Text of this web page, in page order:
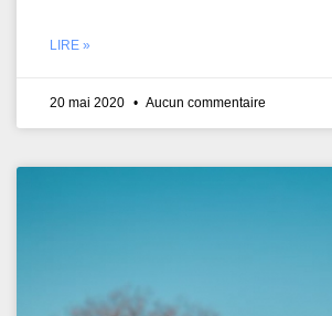
LIRE »
20 mai 2020 Aucun commentaire